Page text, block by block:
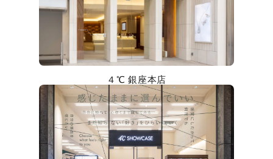
４℃ 銀座本店